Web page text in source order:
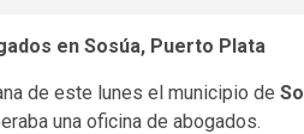
en Sosúa, Puerto Plata
de este lunes el municipio de
una oficina de abogados.